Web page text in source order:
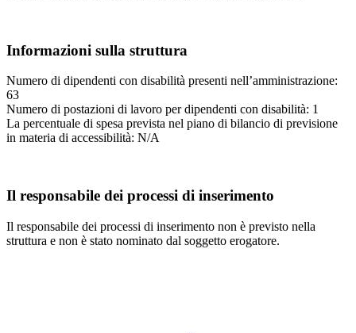
Informazioni sulla struttura
Numero di dipendenti con disabilità presenti nell’amministrazione:
63
Numero di postazioni di lavoro per dipendenti con disabilità: 1
La percentuale di spesa prevista nel piano di bilancio di previsione
in materia di accessibilità: N/A
Il responsabile dei processi di inserimento
Il responsabile dei processi di inserimento non è previsto nella
struttura e non è stato nominato dal soggetto erogatore.